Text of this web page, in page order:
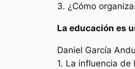
3. ¿Cómo
La educación es
Daniel García
1. La influencia